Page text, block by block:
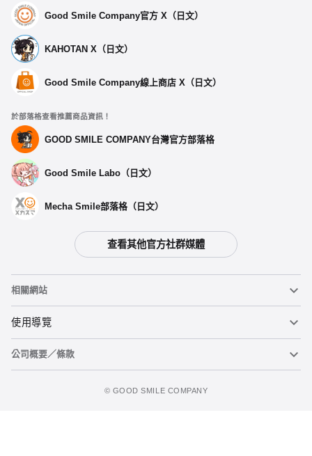
Good Smile Company官方 X（日文）
KAHOTAN X（日文）
Good Smile Company線上商店 X（日文）
於部落格查看推薦商品資訊！
GOOD SMILE COMPANY台灣官方部落格
Good Smile Labo（日文）
Mecha Smile部落格（日文）
查看其他官方社群媒體
相關網站
黏土人
黏土人臉部製造機（英文）
使用導覽
重要公告
公司概要／條款
©️ GOOD SMILE COMPANY